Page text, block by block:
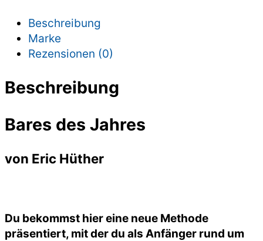
Beschreibung
Marke
Rezensionen (0)
Beschreibung
Bares des Jahres
von Eric Hüther
Du bekommst hier eine neue Methode
präsentiert, mit der du als Anfänger rund um